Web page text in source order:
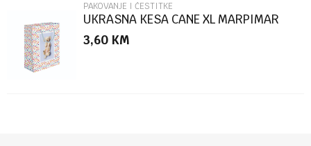
PAKOVANJE I ČESTITKE
UKRASNA KESA CANE XL MARPIMAR
3,60 KM